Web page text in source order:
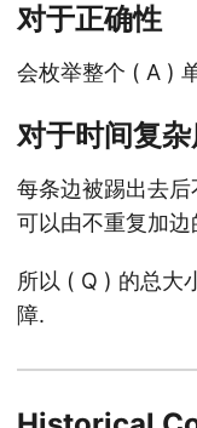
对于正确性
会枚举整个 ( A )
对于时间复
每条边被踢出去
可以由不重复加
所以 ( Q ) 的总大
障.